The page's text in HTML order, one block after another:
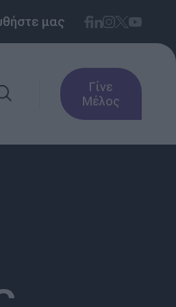
μας
Γίνε
Μέλος